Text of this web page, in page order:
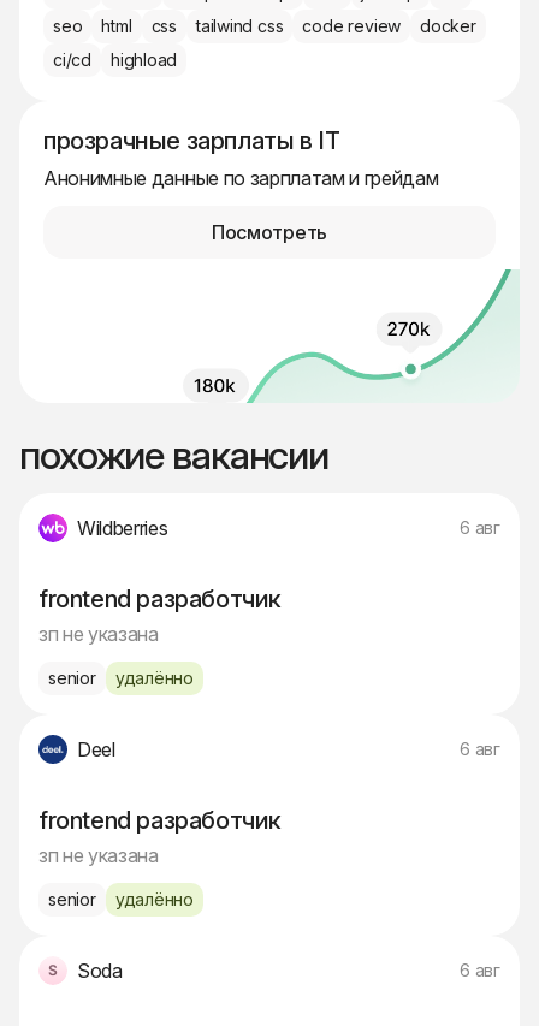
seo
html css tailwind css code review
docker
ci/cd
highload
прозрачные зарплаты в IT
Анонимные данные по зарплатам и грейдам
Посмотреть
похожие вакансии
Wildberries 6 авг
frontend разработчик
зп не указана
senior удалённо
Deel 6 авг
frontend разработчик
зп не указана
senior удалённо
Soda 6 авг